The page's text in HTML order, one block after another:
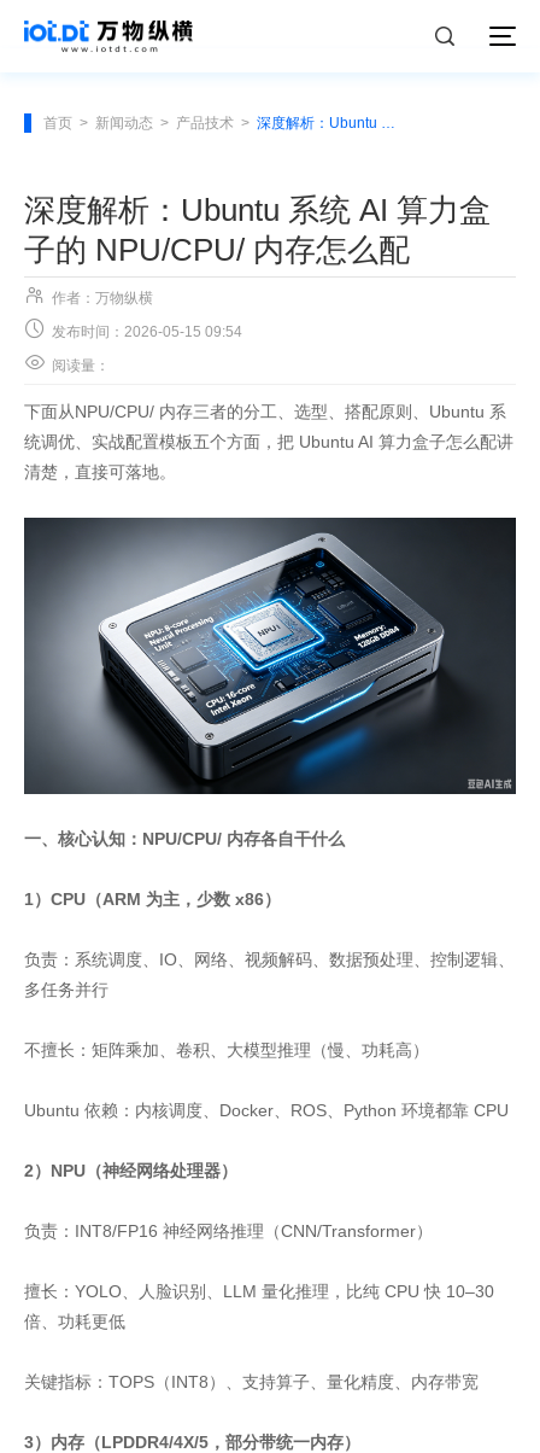
首页 > 新闻动态 > 产品技术 > 深度解析：Ubuntu 系统 AI 算力盒子的 NPU/CPU/ 内存怎么配
深度解析：Ubuntu 系统 AI 算力盒
子的 NPU/CPU/ 内存怎么配
 作者：万物纵横
 发布时间：2026-05-15 09:54
 阅读量：
下面从NPU/CPU/ 内存三者的分工、选型、搭配原则、Ubuntu 系
统调优、实战配置模板五个方面，把 Ubuntu AI 算力盒子怎么配讲
清楚，直接可落地。
一、核心认知：NPU/CPU/ 内存各自干什么
1）CPU（ARM 为主，少数 x86）
负责：系统调度、IO、网络、视频解码、数据预处理、控制逻辑、
多任务并行
不擅长：矩阵乘加、卷积、大模型推理（慢、功耗高）
Ubuntu 依赖：内核调度、Docker、ROS、Python 环境都靠 CPU
2）NPU（神经网络处理器）
负责：INT8/FP16 神经网络推理（CNN/Transformer）
擅长：YOLO、人脸识别、LLM 量化推理，比纯 CPU 快 10–30
倍、功耗更低
关键指标：TOPS（INT8）、支持算子、量化精度、内存带宽
3）内存（LPDDR4/4X/5，部分带统一内存）